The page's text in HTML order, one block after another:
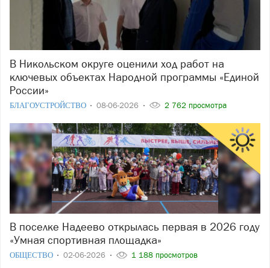
В Никольском округе оценили ход работ на
ключевых объектах Народной программы «Единой
России»
БЛАГОУСТРОЙСТВО 08-06-2026 2 762 просмотра
В поселке Надеево открылась первая в 2026 году
«Умная спортивная площадка»
ОБЩЕСТВО 02-06-2026 1 188 просмотров